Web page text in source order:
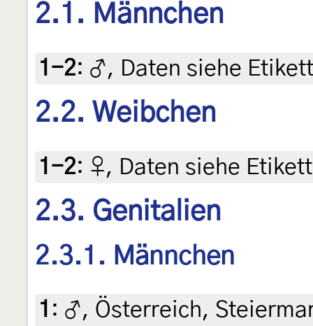
2.1. Männchen
1-2: ♂, Daten siehe
2.2. Weibchen
1-2: ♀, Daten siehe
2.3. Genitalien
2.3.1. Männchen
1 : ♂, Österreich,